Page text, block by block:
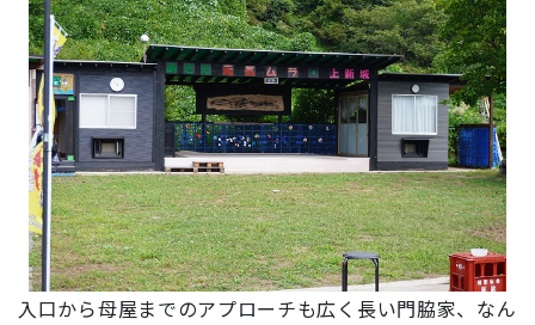
入口から母屋までのアプローチも広く長い門脇家、なん